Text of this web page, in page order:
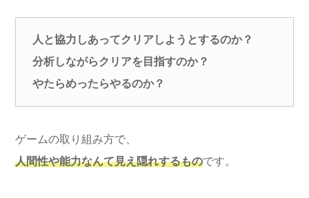
人と協力しあってクリアしようとするのか？
分析しながらクリアを目指すのか？
やたらめったらやるのか？
ゲームの取り組み方で、
人間性や能力なんて見え隠れするものです。